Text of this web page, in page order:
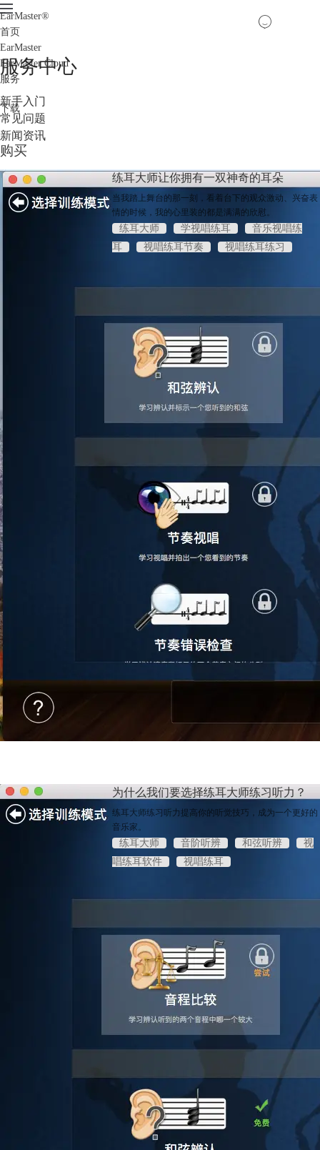
EarMaster®
首页
EarMaster
EarMaster Cloud
服务
下载
购买
服务中心
新手入门
常见问题
新闻资讯
练耳大师让你拥有一双神奇的耳朵
当我踏上舞台的那一刻，看着台下的观众激动、兴奋表
情的时候，我的心里装的都是满满的欣慰。
练耳大师 学视唱练耳
音乐视唱练
耳
视唱练耳节奏 视唱练耳练习
为什么我们要选择练耳大师练习听力？
练耳大师练习听力提高你的听觉技巧，成为一个更好的
音乐家。
练耳大师 音阶听辨 和弦听辨
视
唱练耳软件
视唱练耳